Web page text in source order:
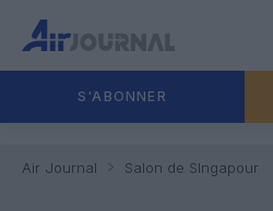
S'ABONNER
Air Journal Salon de SIngapour